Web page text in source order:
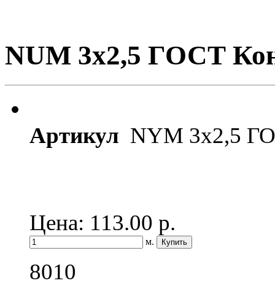
NUM 3х2,5 ГОСТ
Артикул NYM 3х2,5
Цена: 113.00 р.
м.
8010